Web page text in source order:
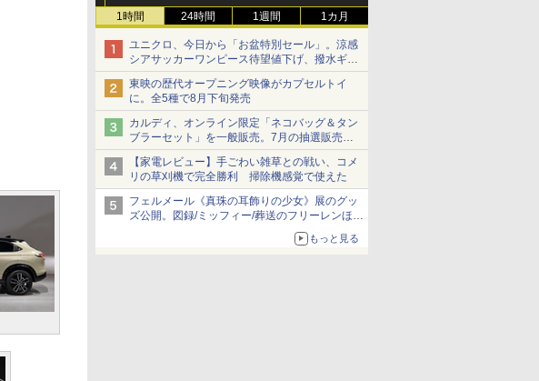
1時間 24時間 1週間 1カ月
ユニクロ、今日から「お盆特別セール」。涼感
シアサッカーワンピース待望値下げ、撥水ギア
ショーツは1990円に
東映の歴代オープニング映像がカプセルトイ
に。全5種で8月下旬発売
カルディ、オンライン限定「ネコバッグ＆タン
ブラーセット」を一般販売。7月の抽選販売の
当選無効分
【家電レビュー】手ごわい雑草との戦い、コメ
リの草刈機で完全勝利 掃除機感覚で使えた
フェルメール《真珠の耳飾りの少女》展のグッ
ズ公開。図録/ミッフィー/葬送のフリーレンほ
もっと見る